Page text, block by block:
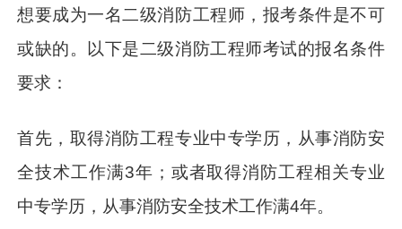
想要成为一名二级消防工程师，报考条件是不可
或缺的。以下是二级消防工程师考试的报名条件
要求：
首先，取得消防工程专业中专学历，从事消防安
全技术工作满3年；或者取得消防工程相关专业
中专学历，从事消防安全技术工作满4年。